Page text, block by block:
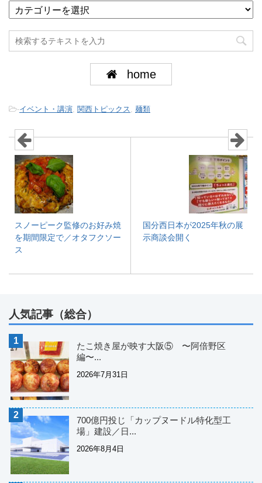
home
-イベント・講演, 関西トピックス, 麺類
スノーピーク監修のお好み焼
を期間限定で／オタフクソー
ス
国分西日本が2025年秋の展
示商談会開く
人気記事（総合）
たこ焼き屋が映す大阪⑤ 〜阿倍野区
編〜...
2026年7月31日
700億円投じ「カップヌードル特化型工
場」建設／日...
2026年8月4日